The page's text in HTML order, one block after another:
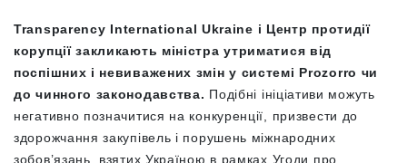
Transparency International Ukraine і Центр протидії
корупції закликають міністра утриматися від
поспішних і невиважених змін у системі Prozorro чи
до чинного законодавства. Подібні ініціативи можуть
негативно позначитися на конкуренції, призвести до
здорожчання закупівель і порушень міжнародних
зобов’язань, взятих Україною в рамках Угоди про